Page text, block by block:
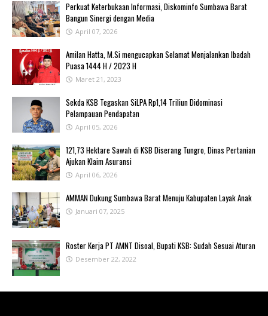
Perkuat Keterbukaan Informasi, Diskominfo Sumbawa Barat
Bangun Sinergi dengan Media
April 07, 2026
Amilan Hatta, M.Si mengucapkan Selamat Menjalankan Ibadah
Puasa 1444 H / 2023 H
Maret 21, 2023
Sekda KSB Tegaskan SiLPA Rp1,14 Triliun Didominasi
Pelampauan Pendapatan
April 05, 2026
121,73 Hektare Sawah di KSB Diserang Tungro, Dinas Pertanian
Ajukan Klaim Asuransi
April 06, 2026
AMMAN Dukung Sumbawa Barat Menuju Kabupaten Layak Anak
Januari 07, 2025
Roster Kerja PT AMNT Disoal, Bupati KSB: Sudah Sesuai Aturan
Desember 22, 2022